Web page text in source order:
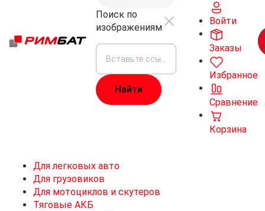
Поиск по
изображениям
Войти
Заказы
Избранное
Сравнение
Корзина
Для легковых авто
Для грузовиков
Для мотоциклов и скутеров
Тяговые АКБ